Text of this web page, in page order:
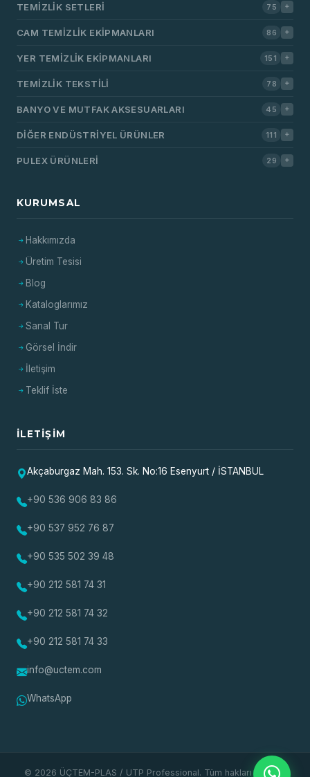
TEMIZLIK SETLERI 75
CAM TEMIZLIK EKIPMANLARI 86
YER TEMIZLIK EKIPMANLARI 151
TEMIZLIK TEKSTILI 78
BANYO VE MUTFAK AKSESUARLARI 45
DIĞER ENDÜSTRIYEL ÜRÜNLER 111
PULEX ÜRÜNLERI 29
KURUMSAL
Hakkımızda
Üretim Tesisi
Blog
Kataloglarımız
Sanal Tur
Görsel İndir
İletişim
Teklif İste
İLETIŞIM
Akçaburgaz Mah. 153. Sk. No:16 Esenyurt / İSTANBUL
+90 536 906 83 86
+90 537 952 76 87
+90 535 502 39 48
+90 212 581 74 31
+90 212 581 74 32
+90 212 581 74 33
info@uctem.com
WhatsApp
© 2026 ÜÇTEM-PLAS / UTP Professional. Tüm hakları saklıdır.